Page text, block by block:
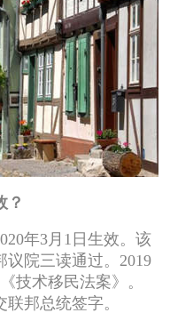
年3月1日生效。该
议院三读通过。2019
技术移民法案》。
邦总统签字。